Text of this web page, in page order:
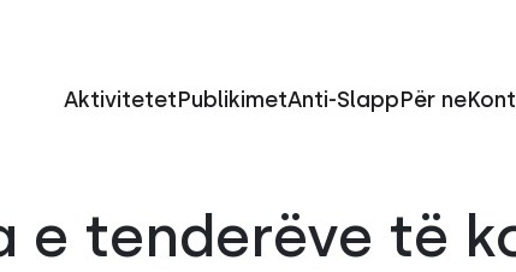
AktivitetetPublikimetAnti-SlappPër ne
e tenderëve të